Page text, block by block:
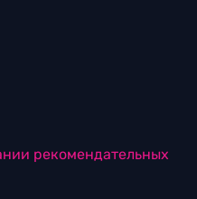
рекомендательных